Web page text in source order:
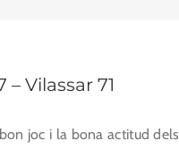
Vilassar 71
joc i la bona actitud dels